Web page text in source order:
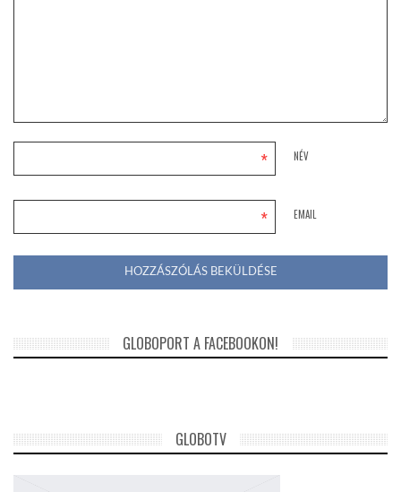
NÉV
*
EMAIL
*
GLOBOPORT A FACEBOOKON!
GLOBOTV